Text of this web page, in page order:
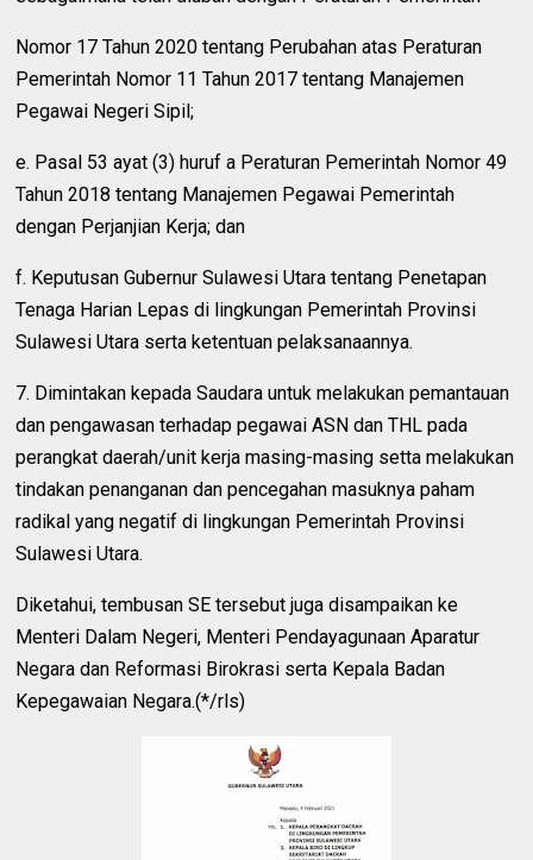
Nomor 17 Tahun 2020 tentang Perubahan atas Peraturan
Pemerintah Nomor 11 Tahun 2017 tentang Manajemen
Pegawai Negeri Sipil;
e. Pasal 53 ayat (3) huruf a Peraturan Pemerintah Nomor 49
Tahun 2018 tentang Manajemen Pegawai Pemerintah
dengan Perjanjian Kerja; dan
f. Keputusan Gubernur Sulawesi Utara tentang Penetapan
Tenaga Harian Lepas di lingkungan Pemerintah Provinsi
Sulawesi Utara serta ketentuan pelaksanaannya.
7. Dimintakan kepada Saudara untuk melakukan pemantauan
dan pengawasan terhadap pegawai ASN dan THL pada
perangkat daerah/unit kerja masing-masing setta melakukan
tindakan penanganan dan pencegahan masuknya paham
radikal yang negatif di lingkungan Pemerintah Provinsi
Sulawesi Utara.
Diketahui, tembusan SE tersebut juga disampaikan ke
Menteri Dalam Negeri, Menteri Pendayagunaan Aparatur
Negara dan Reformasi Birokrasi serta Kepala Badan
Kepegawaian Negara.(*/rls)